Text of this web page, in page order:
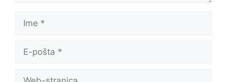
pošta